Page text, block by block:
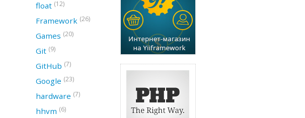
float (12)
Framework (26)
Games (20)
Git (9)
GitHub (7)
Google (23)
hardware (7)
hhvm (6)